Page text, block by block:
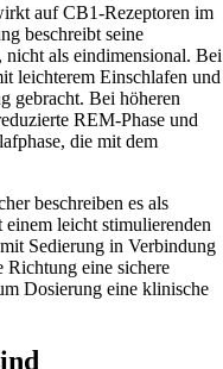
auf CB1-Rezeptoren im
beschreibt seine
als eindimensional. Bei
leichterem Einschlafen und
gebracht. Bei höheren
REM-Phase und
die mit dem
beschreiben es als
leicht stimulierenden
Sedierung in Verbindung
Richtung eine sichere
Dosierung eine klinische